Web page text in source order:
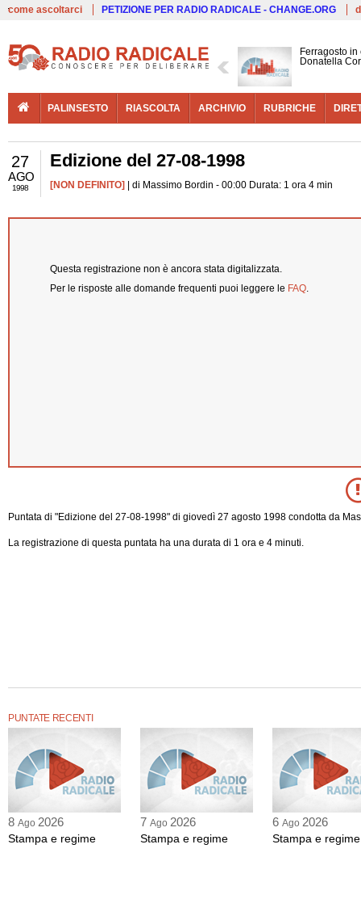
come ascoltarci PETIZIONE PER RADIO RADICALE - CHANGE.ORG
Ferragosto
Donatella
PALINSESTO RIASCOLTA ARCHIVIO RUBRICHE
27
AGO
1998
Edizione del 27-08-1998
[NON DEFINITO] | di Massimo Bordin - 00:00 Durata: 1 ora 4 min
Questa registrazione non è ancora stata digitalizzata.
Per le risposte alle domande frequenti puoi leggere le FAQ.
Puntata di "Edizione del 27-08-1998" di giovedì 27 agosto 1998 condotta da
La registrazione di questa puntata ha una durata di 1 ora e 4 minuti.
PUNTATE RECENTI
8 Ago 2026
Stampa e regime
7 Ago 2026
Stampa e regime
6 Ago 2026
Stampa e regime